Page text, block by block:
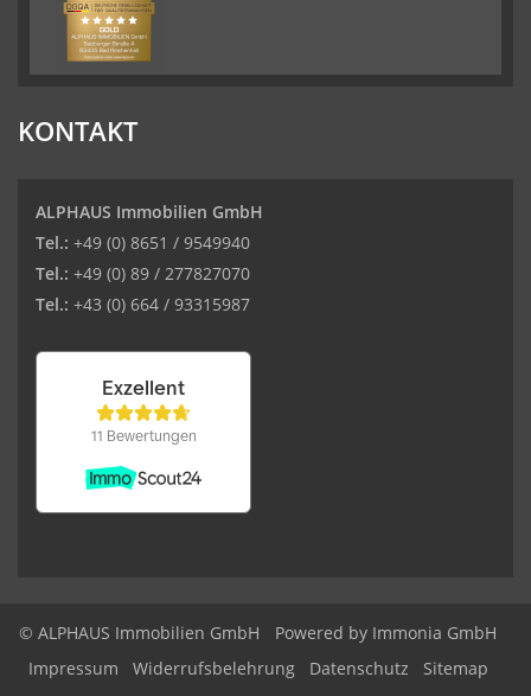
KONTAKT
ALPHAUS Immobilien GmbH
Tel.: +49 (0) 8651 / 9549940
Tel.: +49 (0) 89 / 277827070
Tel.: +43 (0) 664 / 93315987
© ALPHAUS Immobilien GmbH
Powered by Immonia GmbH
Impressum
Widerrufsbelehrung Datenschutz Sitemap